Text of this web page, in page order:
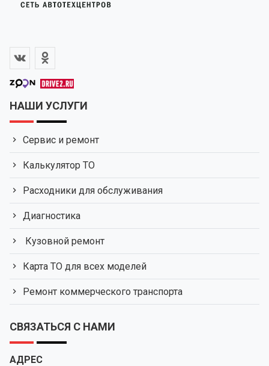
НАШИ УСЛУГИ
Сервис и ремонт
Калькулятор ТО
Расходники для обслуживания
Диагностика
Кузовной ремонт
Карта ТО для всех моделей
Ремонт коммерческого транспорта
СВЯЗАТЬСЯ С НАМИ
АДРЕС